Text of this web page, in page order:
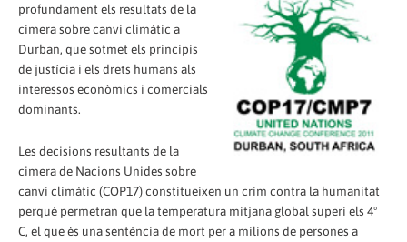
profundament els resultats de la
cimera sobre canvi climàtic a
Durban, que sotmet els principis
de justícia i els drets humans als
interessos econòmics i comercials
dominants.
Les decisions resultants de la
cimera de Nacions Unides sobre
canvi climàtic (COP17) constitueixen un crim contra la humanitat
perquè permetran que la temperatura mitjana global superi els 4º
C, el que és una sentència de mort per a milions de persones a